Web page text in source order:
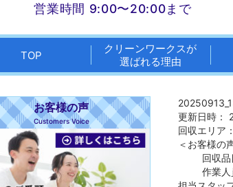
営業時間 9:00〜20:00まで
TOP
クリーンワークスが
選ばれる理由
更新日時：
回収エリア：
＜お客様の
回収品
作業人
お客様の声
Customers Voice